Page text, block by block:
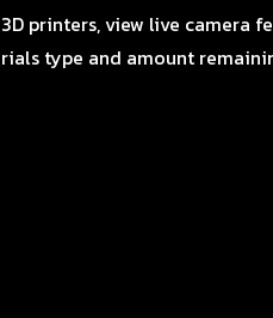
printers, view live camera
type and amount